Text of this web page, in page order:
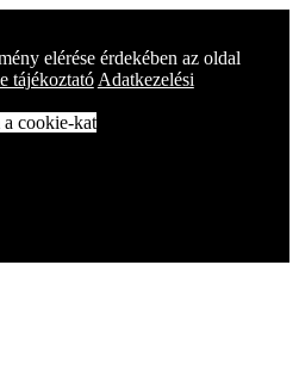
elérése érdekében az oldal
tájékoztató Adatkezelési
a cookie-kat